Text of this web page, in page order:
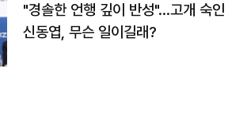
"경솔한 언행 깊이 반성"…고개 숙인
신동엽, 무슨 일이길래?